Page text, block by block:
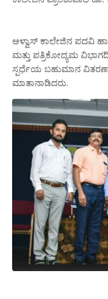
ಆಳ್ವಾಸ್ ಕಾಲೇಜಿನ ಪದವಿ
ಮತ್ತು ಪತ್ರಿಕೋದ್ಯಮ
ಸ್ಪರ್ಧೆಯ ಬಹುಮಾನ
ಮಾತಾನಾಡಿದರು.